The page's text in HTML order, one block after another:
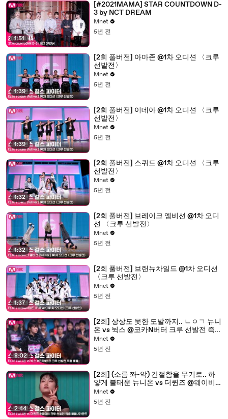
1:51
[#2021MAMA] STAR COUNTDOWN D-
3 by NCT DREAM
Mnet
5년 전
1:39
[2회 풀버전] 아마존 @1차 오디션 〈크루
선발전〉
Mnet
5년 전
1:39
[2회 풀버전] 이데아 @1차 오디션 〈크루
선발전〉
Mnet
5년 전
1:32
[2회 풀버전] 스퀴드 @1차 오디션 〈크루
선발전〉
Mnet
5년 전
1:32
[2회 풀버전] 브레이크 엠비션 @1차 오디
션 〈크루 선발전〉
Mnet
5년 전
1:37
[2회 풀버전] 브랜뉴차일드 @1차 오디션
〈크루 선발전〉
Mnet
5년 전
8:02
[2회] 상상도 못한 도발까지.. ㄴㅇㄱ 뉴니
온 vs 뉙스 @코카N버터 크루 선발전 즉흥
배틀
Mnet
5년 전
2:44
[2회] (소름 쫘-악) 간절함을 무기로.. 하
얗게 불태운 뉴니온 vs 더퀸즈 @웨이비
크루 선발전 즉흥 배틀 2라운드
Mnet
5년 전